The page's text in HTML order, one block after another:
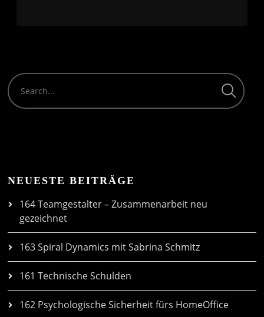
NEUESTE BEITRÄGE
164 Teamgestalter – Zusammenarbeit neu
gezeichnet
163 Spiral Dynamics mit Sabrina Schmitz
161 Technische Schulden
162 Psychologische Sicherheit fürs HomeOffice